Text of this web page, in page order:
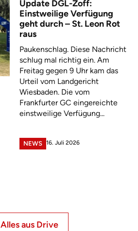
Update DGL-Zoff:
Einstweilige Verfügung
geht durch – St. Leon Rot
raus
Paukenschlag. Diese Nachricht
schlug mal richtig ein. Am
Freitag gegen 9 Uhr kam das
Urteil vom Landgericht
Wiesbaden. Die vom
Frankfurter GC eingereichte
einstweilige Verfügung...
NEWS 16. Juli 2026
Alles aus Drive